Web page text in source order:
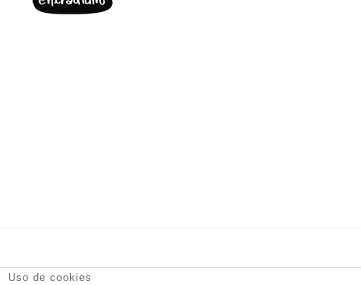
DT Espacio Escénico- Calle de la Reina, 9 28004 Madrid -
Uso de cookies